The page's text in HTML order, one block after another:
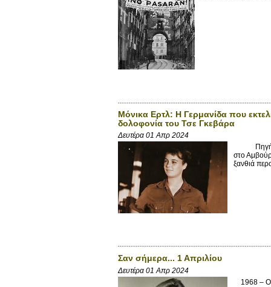
Μόνικα Ερτλ: Η Γερμανίδα που
δολοφονία του Τσε Γκεβάρα
Δευτέρα 01 Απρ 2024
Πηγή:
στο
ξανθιά
Σαν σήμερα... 1 Απριλίου
Δευτέρα 01 Απρ 2024
1968 – Οι